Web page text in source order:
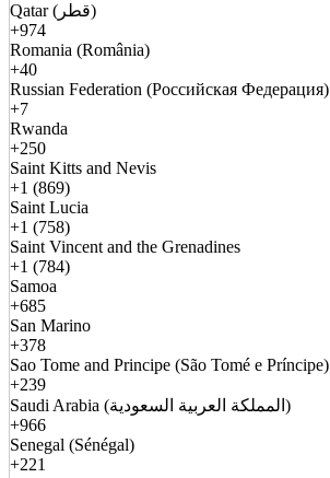
Qatar (قطر)
+974
Romania (România)
+40
Russian Federation (Российская Федерация)
+7
Rwanda
+250
Saint Kitts and Nevis
+1 (869)
Saint Lucia
+1 (758)
Saint Vincent and the Grenadines
+1 (784)
Samoa
+685
San Marino
+378
Sao Tome and Principe (São Tomé e Príncipe)
+239
Saudi Arabia (المملكة العربية السعودية)
+966
Senegal (Sénégal)
+221